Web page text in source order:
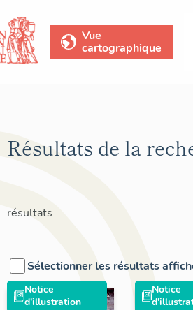
Vue
cartographique
Résultats de la
résultats
Sélectionner les résultats
Notice
d'illustration
Notice